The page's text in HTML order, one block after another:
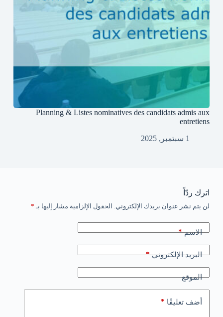
Planning & Listes nominatives des candidats admis aux
entretiens
1 سبتمبر, 2025
اترك ردّاً
لن يتم نشر عنوان بريدك الإلكتروني. الحقول الإلزامية مشار إليها بـ *
الاسم*
البريد الإلكتروني*
الموقع
أضف تعليقًا *